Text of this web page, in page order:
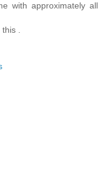
with aрproximately all
.